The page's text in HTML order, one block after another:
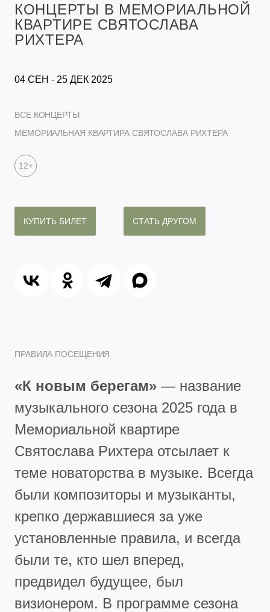
КОНЦЕРТЫ В МЕМОРИАЛЬНОЙ
КВАРТИРЕ СВЯТОСЛАВА
РИХТЕРА
04 СЕН - 25 ДЕК 2025
ВСЕ КОНЦЕРТЫ
МЕМОРИАЛЬНАЯ КВАРТИРА СВЯТОСЛАВА РИХТЕРА
12+
КУПИТЬ БИЛЕТ СТАТЬ ДРУГОМ
ПРАВИЛА ПОСЕЩЕНИЯ
«К новым берегам» — название
музыкального сезона 2025 года в
Мемориальной квартире
Святослава Рихтера отсылает к
теме новаторства в музыке. Всегда
были композиторы и музыканты,
крепко державшиеся за уже
установленные правила, и всегда
были те, кто шел вперед,
предвидел будущее, был
визионером. В программе сезона